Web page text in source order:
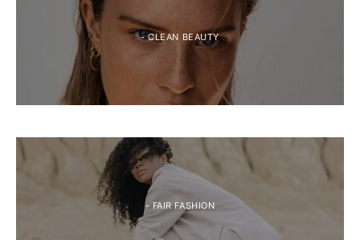
- CLEAN BEAUTY
- FAIR FASHION